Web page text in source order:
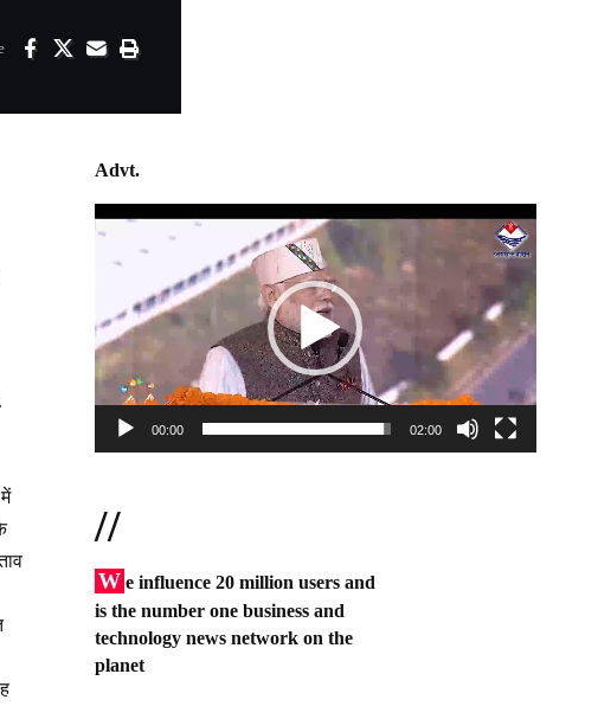
Advt.
Video
00:00 02:00
//
W e influence 20 million users and
is the number one business and
technology news network on the
planet